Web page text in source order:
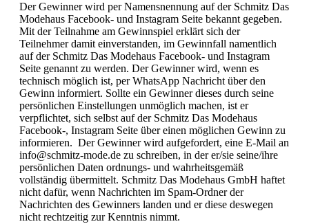
Der Gewinner wird per Namensnennung auf der Schmitz Das
Modehaus Facebook- und Instagram Seite bekannt gegeben.
Mit der Teilnahme am Gewinnspiel erklärt sich der
Teilnehmer damit einverstanden, im Gewinnfall namentlich
auf der Schmitz Das Modehaus Facebook- und Instagram
Seite genannt zu werden. Der Gewinner wird, wenn es
technisch möglich ist, per WhatsApp Nachricht über den
Gewinn informiert. Sollte ein Gewinner dieses durch seine
persönlichen Einstellungen unmöglich machen, ist er
verpflichtet, sich selbst auf der Schmitz Das Modehaus
Facebook-, Instagram Seite über einen möglichen Gewinn zu
informieren. Der Gewinner wird aufgefordert, eine E-Mail an
info@schmitz-mode.de zu schreiben, in der er/sie seine/ihre
persönlichen Daten ordnungs- und wahrheitsgemäß
vollständig übermittelt. Schmitz Das Modehaus GmbH haftet
nicht dafür, wenn Nachrichten im Spam-Ordner der
Nachrichten des Gewinners landen und er diese deswegen
nicht rechtzeitig zur Kenntnis nimmt.